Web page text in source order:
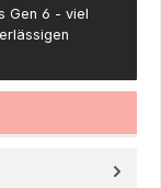
Gen 6 - viel